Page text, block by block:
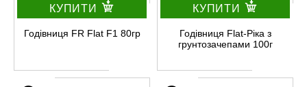
КУПИТИ
Годівниця FR Flat F1 80гр
КУПИТИ
Годівниця Flat-Ріка з
грунтозачепами 100г